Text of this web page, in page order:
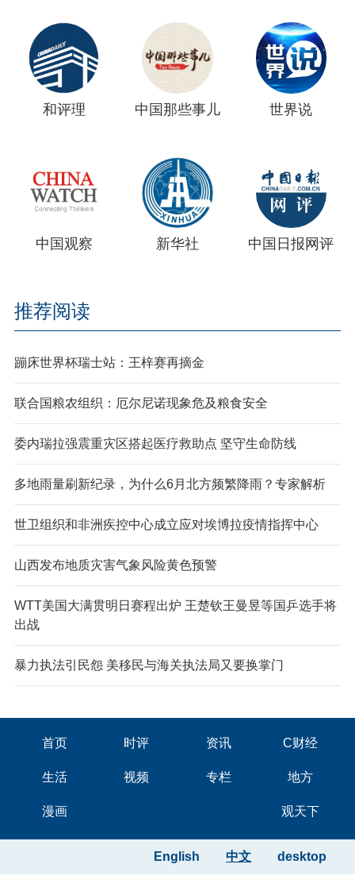
和评理 中国那些事儿 世界说
中国观察 新华社 中国日报网评
推荐阅读
蹦床世界杯瑞士站：王梓赛再摘金
联合国粮农组织：厄尔尼诺现象危及粮食安全
委内瑞拉强震重灾区搭起医疗救助点 坚守生命防线
多地雨量刷新纪录，为什么6月北方频繁降雨？专家解析
世卫组织和非洲疾控中心成立应对埃博拉疫情指挥中心
山西发布地质灾害气象风险黄色预警
WTT美国大满贯明日赛程出炉 王楚钦王曼昱等国乒选手将
出战
暴力执法引民怨 美移民与海关执法局又要换掌门
首页 时评 资讯 C财经
生活 视频 专栏 地方
漫画 观天下
desktop
中文
English